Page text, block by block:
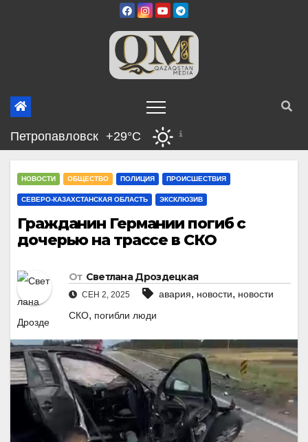
Петропавловск +29°C
НОВОСТИ ОБЩЕСТВО ПОЛИЦИЯ ПРОИСШЕСТВИЯ
СЕВЕРО-КАЗАХСТАНСКАЯ ОБЛАСТЬ ЭКСКЛЮЗИВ
Гражданин Германии погиб с
дочерью на трассе в СКО
От Светлана Дроздецкая
СЕН 2, 2025 авария, новости, новости
СКО, погибли люди